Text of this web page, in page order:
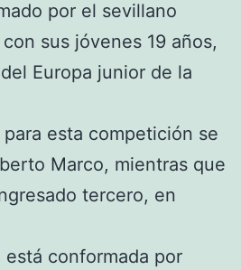
por el sevillano
sus jóvenes 19 años,
Europa junior de la
esta competición se
Marco, mientras que
tercero, en
conformada por